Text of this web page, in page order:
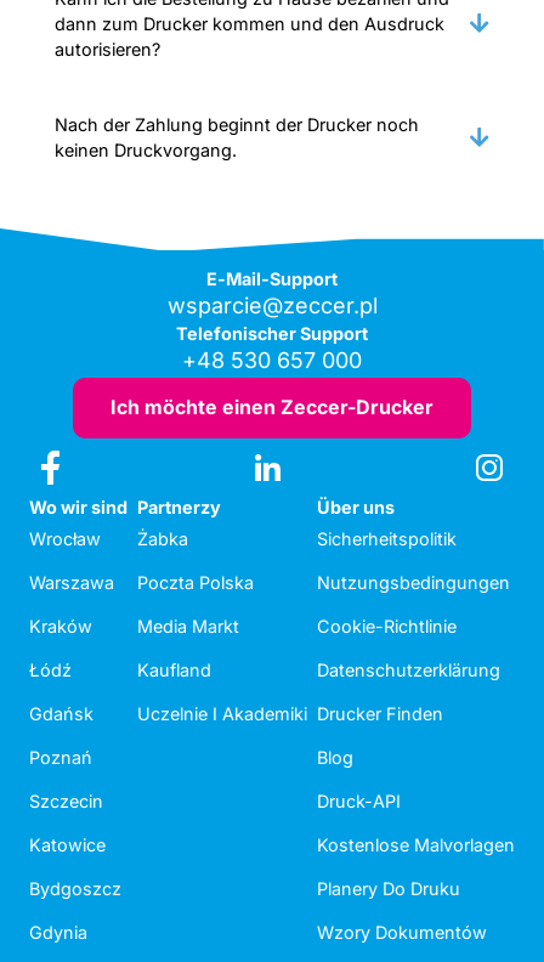
dann zum Drucker kommen und den Ausdruck
autorisieren?
Nach der Zahlung beginnt der Drucker noch
keinen Druckvorgang.
E-Mail-Support
wsparcie@zeccer.pl
Telefonischer Support
+48 530 657 000
Ich möchte einen Zeccer-Drucker
Wo wir sind
Wrocław
Warszawa
Kraków
Łódź
Gdańsk
Poznań
Szczecin
Katowice
Bydgoszcz
Gdynia
Partnerzy
Żabka
Poczta Polska
Media Markt
Kaufland
Uczelnie I Akademiki
Über uns
Sicherheitspolitik
Nutzungsbedingungen
Cookie-Richtlinie
Datenschutzerklärung
Drucker Finden
Blog
Druck-API
Kostenlose Malvorlagen
Planery Do Druku
Wzory Dokumentów